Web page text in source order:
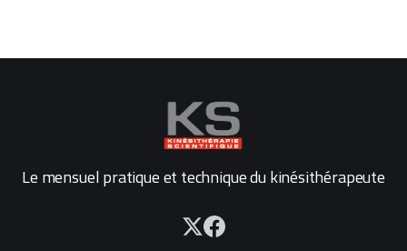
Le mensuel pratique et technique du kinésithérapeute